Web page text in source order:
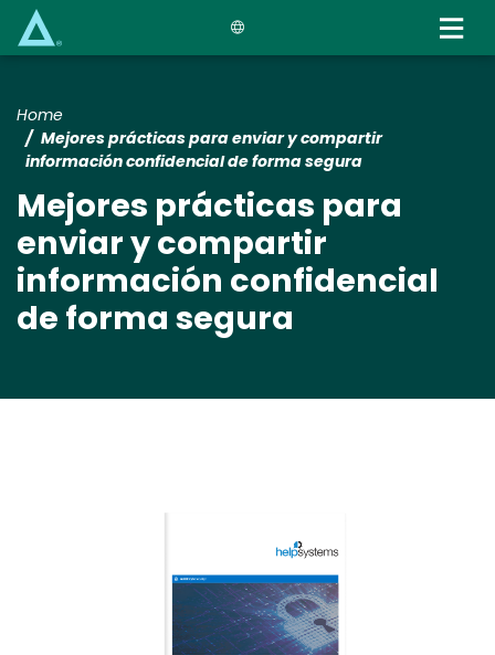
Home
Mejores prácticas para enviar y compartir
información confidencial de forma segura
Mejores prácticas para
enviar y compartir
información confidencial
de forma segura